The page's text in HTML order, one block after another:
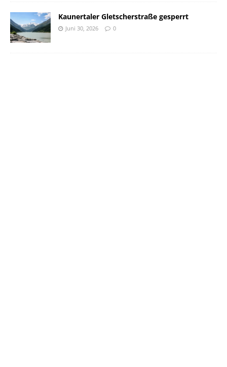
Kaunertaler Gletscherstraße gesperrt
Juni 30, 2026 0